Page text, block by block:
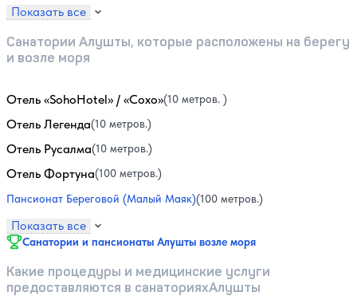
Показать все
Санатории Алушты, которые расположены на берегу
и возле моря
Отель «SohoHotel» / «Сохо»(10 метров. )
Отель Легенда(10 метров.)
Отель Русалма(10 метров.)
Отель Фортуна(100 метров.)
Пансионат Береговой (Малый Маяк)(100 метров.)
Показать все
Санатории и пансионаты Алушты возле моря
Какие процедуры и медицинские услуги
предоставляются в санаторияхАлушты